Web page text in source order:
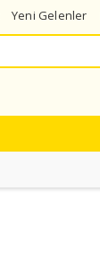
Yeni Gelenler